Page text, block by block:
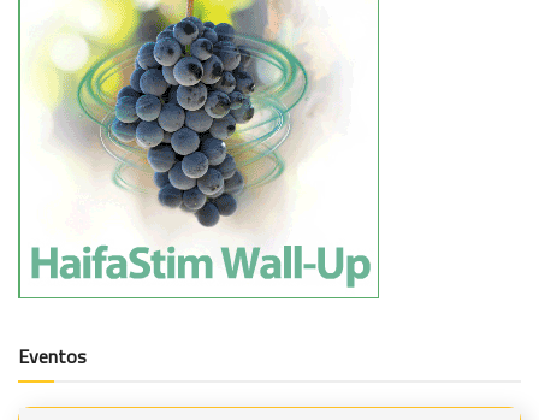
Eventos